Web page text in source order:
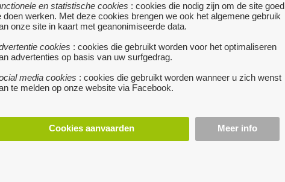
en statistische cookies : cookies die nodig zijn om de site goed
doen werken. Met deze cookies brengen we ook het algemene gebruik
onze site in kaart met geanonimiseerde data.
cookies : cookies die gebruikt worden voor het optimaliseren
advertenties op basis van uw surfgedrag.
media cookies : cookies die gebruikt worden wanneer u zich wenst
te melden op onze website via Facebook.
Cookies aanvaarden Meer info
OPLEIDING
dat lichamelijke en geestelijke
Voeg uw websitegratistoe en
ontvang meer bezoekers